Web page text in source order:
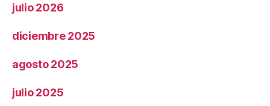
julio 2026
diciembre 2025
agosto 2025
julio 2025